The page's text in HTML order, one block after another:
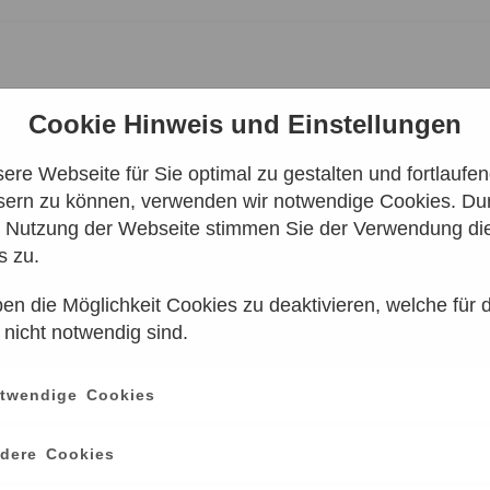
Cookie Hinweis und Einstellungen
Webseite für Sie optimal zu gestalten und
zu können, verwenden wir notwendige Cookies.
Nutzung der Webseite stimmen Sie der Verwendung
zu.
die Möglichkeit Cookies zu deaktivieren, welche für
notwendig sind.
Cookies
Cookies
BUNKERS,
WAR
anderen Zeitraum aus. Klicken Sie Bitte dazu